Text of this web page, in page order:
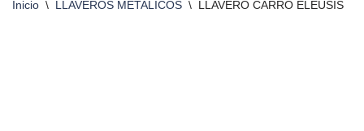
Inicio \ LLAVEROS METALICOS \ LLAVERO CARRO ELEUSIS